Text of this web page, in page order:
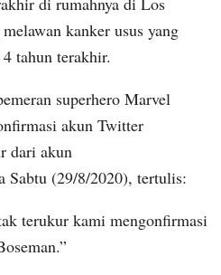
kanker usus yang
tahun terakhir.
superhero Marvel
akun Twitter
dari akun
Sabtu (29/8/2020), tertulis:
terukur kami mengonfirmasi